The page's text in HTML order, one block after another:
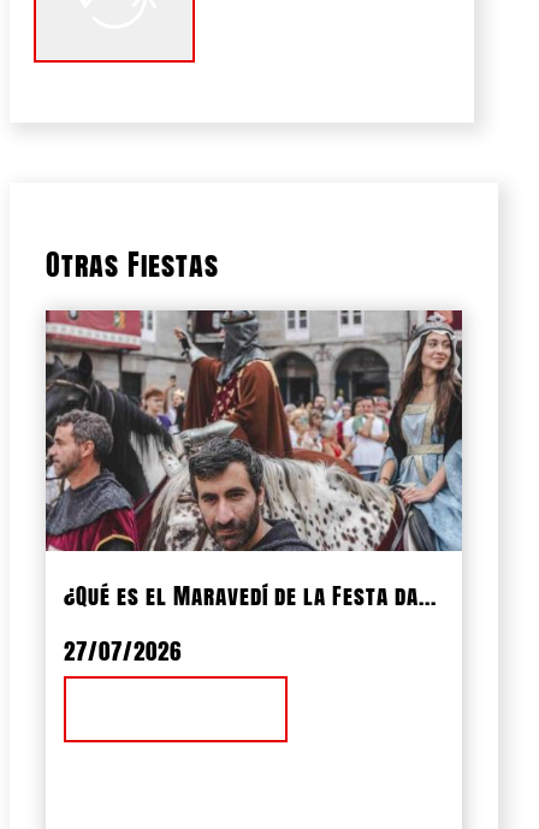
Otras Fiestas
¿Qué es el Maravedí de la Festa da...
27/07/2026